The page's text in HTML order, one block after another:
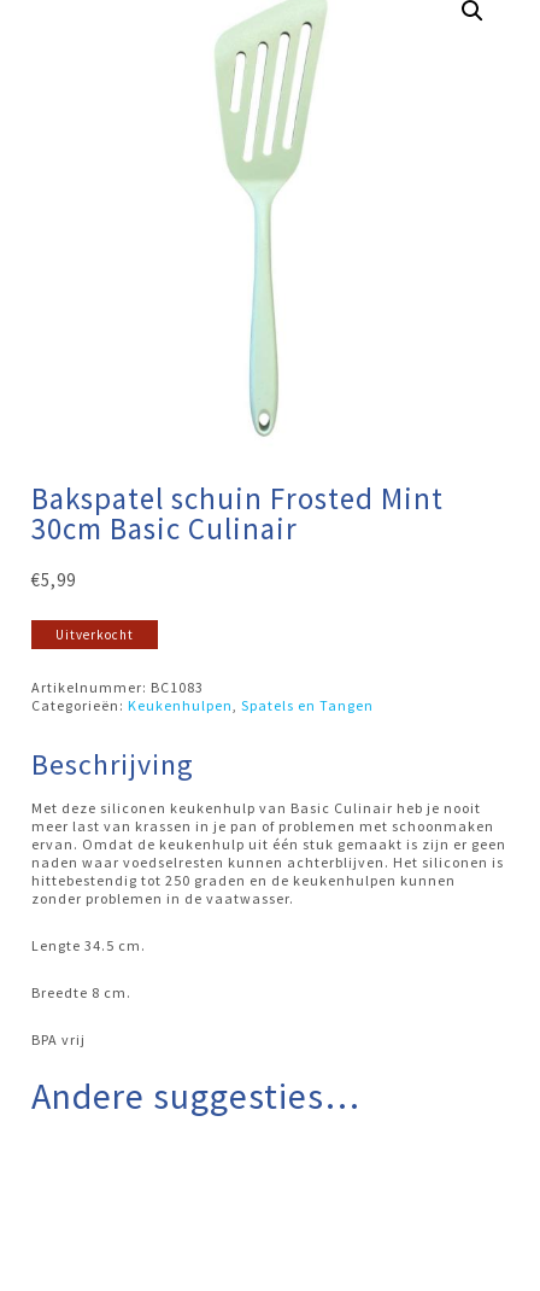
Bakspatel schuin Frosted Mint
30cm Basic Culinair
€5,99
Uitverkocht
Artikelnummer: BC1083
Categorieën:Keukenhulpen ,Spatels en Tangen
Beschrijving
Met deze siliconen keukenhulp van Basic Culinair heb je nooit
meer last van krassen in je pan of problemen met schoonmaken
ervan. Omdat de keukenhulp uit één stuk gemaakt is zijn er geen
naden waar voedselresten kunnen achterblijven. Het siliconen is
hittebestendig tot 250 graden en de keukenhulpen kunnen
zonder problemen in de vaatwasser.
Lengte 34.5 cm.
Breedte 8 cm.
BPA vrij
Andere suggesties…